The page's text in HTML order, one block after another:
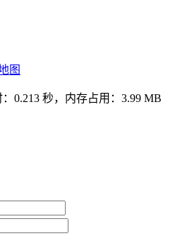
图
0.213 秒，内存占用：3.99 MB